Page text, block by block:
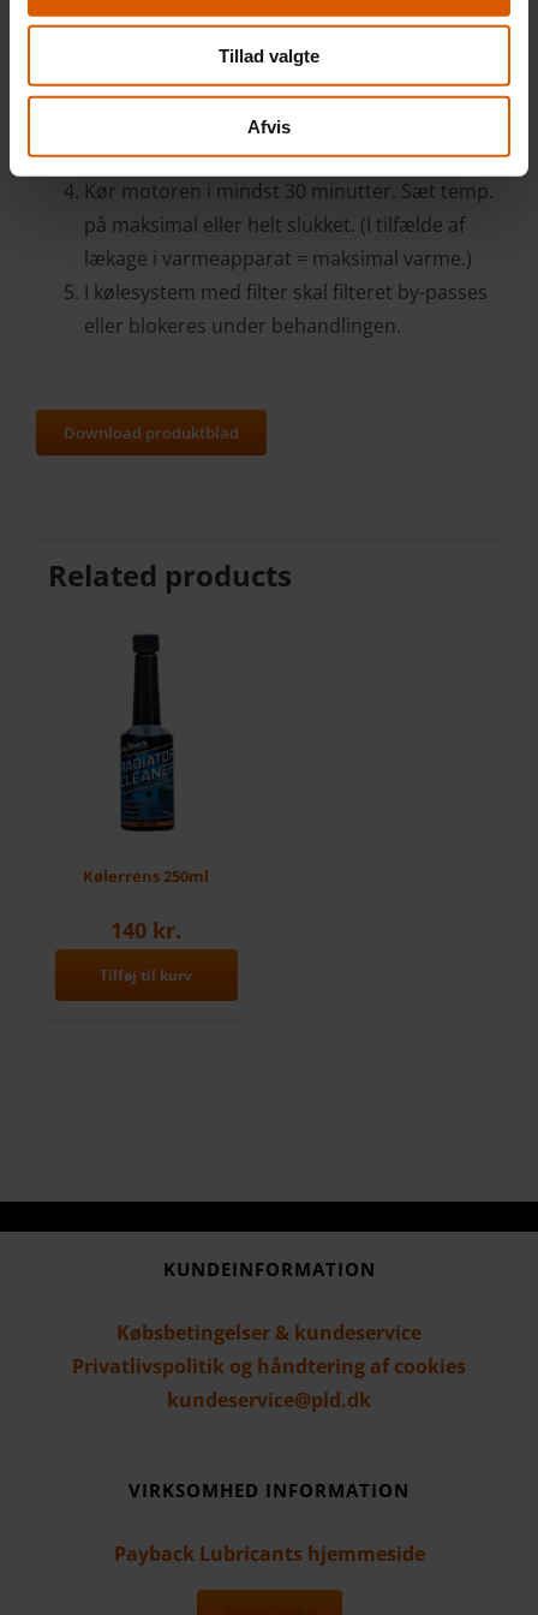
Tillad valgte
Afvis
Ved påfyldning af ekspansionsbe holdere skal
karret tømmes så der ikke sker
gennemstrømning
Start motoren og sørg for at systemet
cirkulerer
Kør motoren i mindst 30 minutter. Sæt temp.
på maksimal eller helt slukket. (I tilfælde af
lækage i varmeapparat = maksimal varme.)
I kølesystem med filter skal filteret by-passes
eller blokeres under behandlingen.
Download produktblad
Related products
Kølerrens 250ml
140 kr.
Tilføj til kurv
KUNDEINFORMATION
Købsbetingelser & kundeservice
Privatlivspolitik og håndtering af cookies
kundeservice@pld.dk
VIRKSOMHED INFORMATION
Payback Lubricants hjemmeside